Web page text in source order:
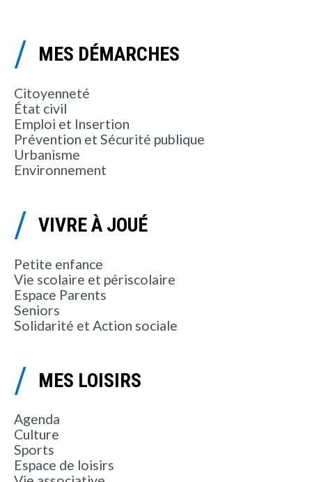
MES DÉMARCHES
Citoyenneté
État civil
Emploi et Insertion
Prévention et Sécurité publique
Urbanisme
Environnement
VIVRE À JOUÉ
Petite enfance
Vie scolaire et périscolaire
Espace Parents
Seniors
Solidarité et Action sociale
MES LOISIRS
Agenda
Culture
Sports
Espace de loisirs